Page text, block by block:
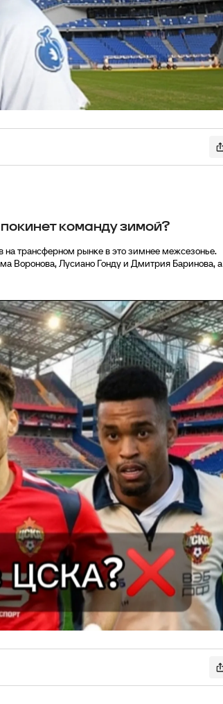
команду зимой?
трансферном рынке в это зимнее межсезонье.
Воронова, Лусиано Гонду и Дмитрия Баринова, а